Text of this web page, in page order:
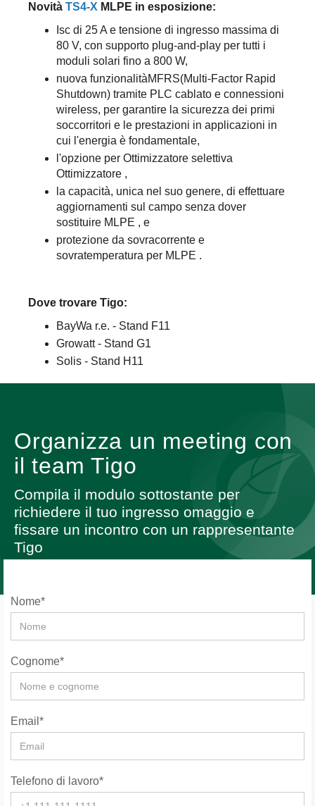
Novità TS4-X MLPE in esposizione:
Isc di 25 A e tensione di ingresso massima di
80 V, con supporto plug-and-play per tutti i
moduli solari fino a 800 W,
nuova funzionalitàMFRS(Multi-Factor Rapid
Shutdown) tramite PLC cablato e connessioni
wireless, per garantire la sicurezza dei primi
soccorritori e le prestazioni in applicazioni in
cui l'energia è fondamentale,
l'opzione per Ottimizzatore selettiva
Ottimizzatore ,
la capacità, unica nel suo genere, di effettuare
aggiornamenti sul campo senza dover
sostituire MLPE , e
protezione da sovracorrente e
sovratemperatura per MLPE .
Dove trovare Tigo:
BayWa r.e. - Stand F11
Growatt - Stand G1
Solis - Stand H11
Organizza un meeting con
il team Tigo
Compila il modulo sottostante per
richiedere il tuo ingresso omaggio e
fissare un incontro con un rappresentante
Tigo
Nome*
Cognome*
Email*
Telefono di lavoro*